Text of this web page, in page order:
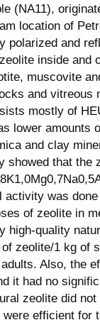
(NA11),
location of
polarized and
inside and
muscovite
and vitreous
mostly of
lower amounts
and clay
showed that the
activity was
of zeolite in
high-quality
zeolite/1 kg of
Also, the
it had no
zeolite did
efficient for